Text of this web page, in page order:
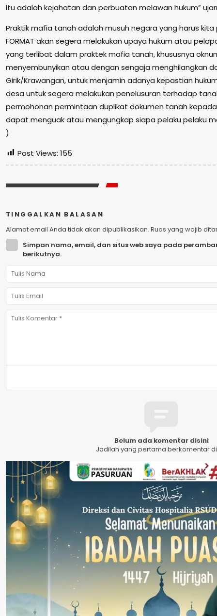
itu adalah kejahatan dan perbuatan melawan hukum”
Praktik mafia tanah adalah musuh negara yang harus
FORMAT akan segera melakukan upaya hukum atau
yang terlibat dalam praktek mafia tanah, khususnya
menyembunyikan atau dengan sengaja menghilangkan
Girik/Krawangan, untuk menjamin adanya kepastian
desa untuk segera melakukan penelusuran terhadap
permohonan permintaan duplikat dokumen tanah kepada
dapat menguak atau mengungkap siapa pelaku pelaku
)
Post Views: 155
TINGGALKAN BALASAN
Alamat email Anda tidak akan dipublikasikan. Ruas yang wajib
Simpan nama, email, dan situs web saya pada
berikutnya.
Belum ada komentar disini
Jadilah yang pertama berkomentar